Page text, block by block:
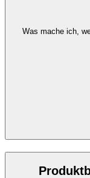
Was mache ich,